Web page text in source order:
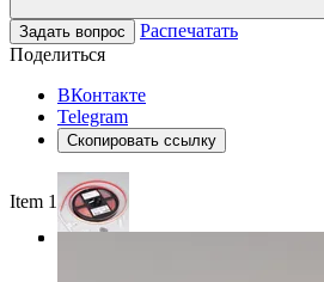
Задать вопрос
Распечатать
Поделиться
ВКонтакте
Telegram
Скопировать ссылку
Item 1 of 3